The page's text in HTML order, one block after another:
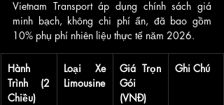
Vietnam Transport áp dụng chính sách giá
minh bạch, không chi phí ẩn, đã bao gồm
10% phụ phí nhiên liệu thực tế năm 2026.
Hành
Trình (2
Chiều)
Loại Xe
Limousine
Giá Trọn
Gói
(VNĐ)
Ghi Chú